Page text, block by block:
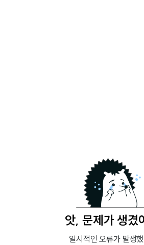
앗, 문제가 생겼
일시적인 오류가 발생